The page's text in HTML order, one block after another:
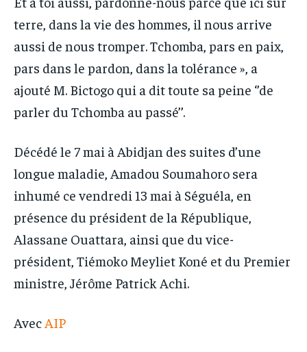
terre, dans la vie des hommes, il nous arrive
aussi de nous tromper. Tchomba, pars en paix,
pars dans le pardon, dans la tolérance », a
ajouté M. Bictogo qui a dit toute sa peine ‘’de
parler du Tchomba au passé’’.
Décédé le 7 mai à Abidjan des suites d’une
longue maladie, Amadou Soumahoro sera
inhumé ce vendredi 13 mai à Séguéla, en
présence du président de la République,
Alassane Ouattara, ainsi que du vice-
président, Tiémoko Meyliet Koné et du Premier
ministre, Jérôme Patrick Achi.
Avec AIP